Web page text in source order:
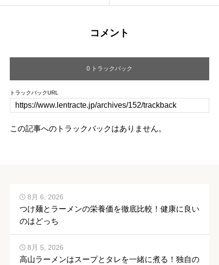
コメント
0 トラックバック
トラックバックURL
この記事へのトラックバックはありません。
つけ麺とラーメンの栄養価を徹底比較！健康に良い
のはどっち
8月 6, 2026
高山ラーメンはスープとタレを一緒に煮る！独自の
8月 5, 2026